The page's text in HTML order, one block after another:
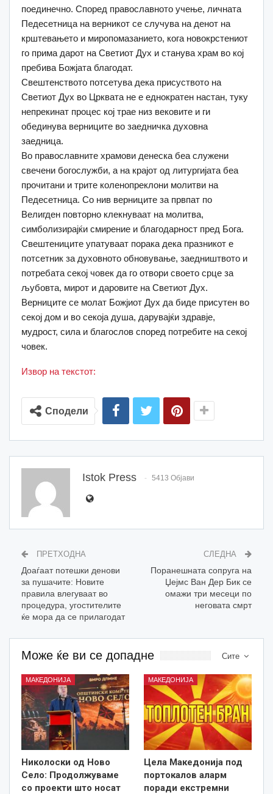
поединечно. Според православното учење, личната
Педесетница на верникот се случува на денот на
крштевањето и миропомазанието, кога новокрстениот
го прима дарот на Светиот Дух и станува храм во кој
пребива Божјата благодат.
Свештенството потсетува дека присуството на
Светиот Дух во Црквата не е еднократен настан, туку
непрекинат процес кој трае низ вековите и ги
обединува верниците во заедничка духовна
заедница.
Во православните храмови денеска беа служени
свечени богослужби, а на крајот од литургијата беа
прочитани и трите коленопреклони молитви на
Педесетница. Со нив верниците за првпат по
Велигден повторно клекнуваат на молитва,
симболизирајќи смирение и благодарност пред Бога.
Свештениците упатуваат порака дека празникот е
потсетник за духовното обновување, заедништвото и
потребата секој човек да го отвори своето срце за
љубовта, мирот и даровите на Светиот Дух.
Верниците се молат Божјиот Дух да биде присутен во
секој дом и во секоја душа, дарувајќи здравје,
мудрост, сила и благослов според потребите на секој
човек.
Извор на текстот:
Сподели
Istok Press 5413 Објави
ПРЕТХОДНА
Доаѓаат потешки денови
за пушачите: Новите
правила влегуваат во
процедура, угостителите
ќе мора да се прилагодат
СЛЕДНА
Поранешната сопруга на
Џејмс Ван Дер Бик се
омажи три месеци по
неговата смрт
Сите
Може ќе ви се допадне
МАКЕДОНИЈА
Николоски од Ново
Село: Продолжуваме
со проекти што носат
МАКЕДОНИЈА
Цела Македонија под
портокалов аларм
поради екстремни